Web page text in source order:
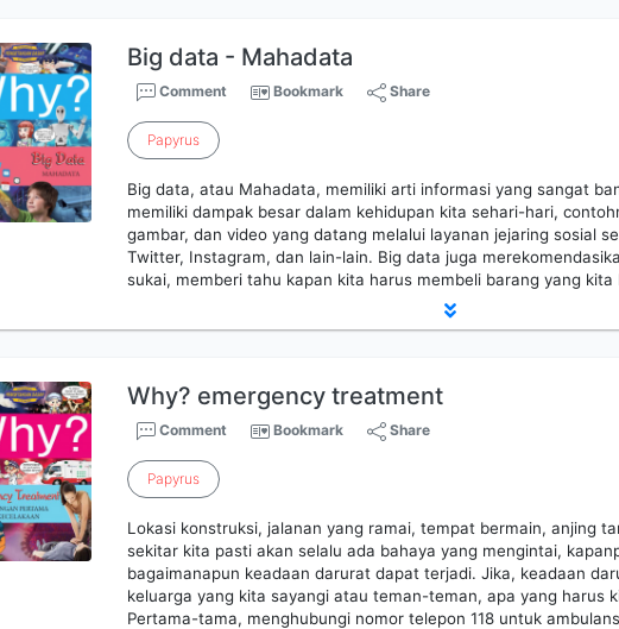
Big data - Mahadata
Comment Bookmark Share
Papyrus
Big data, atau Mahadata, memiliki arti informasi yang sangat
memiliki dampak besar dalam kehidupan kita sehari-hari,
gambar, dan video yang datang melalui layanan jejaring sosial
Twitter, Instagram, dan lain-lain. Big data juga
sukai, memberi tahu kapan kita harus membeli barang yang
Why? emergency treatment
Comment Bookmark Share
Papyrus
Lokasi konstruksi, jalanan yang ramai, tempat bermain, anjing
sekitar kita pasti akan selalu ada bahaya yang mengintai,
bagaimanapun keadaan darurat dapat terjadi. Jika, keadaan
keluarga yang kita sayangi atau teman-teman, apa yang harus
Pertama-tama, menghubungi nomor telepon 118 untuk